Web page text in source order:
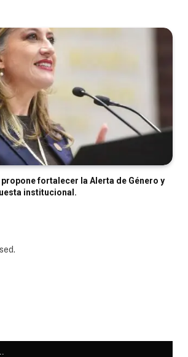
fortalecer la Alerta de Género y
institucional.